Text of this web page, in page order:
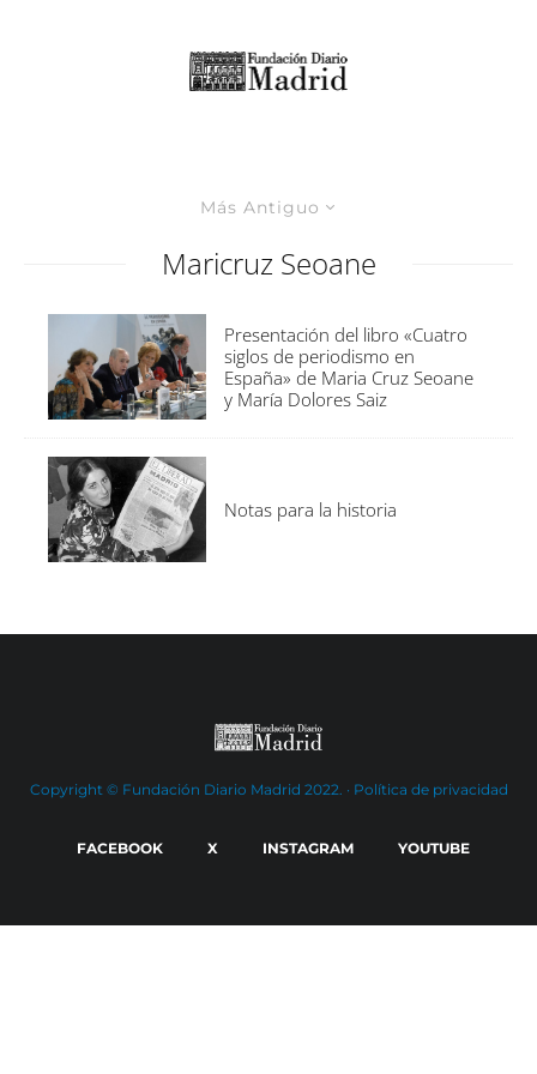
Más Antiguo
Maricruz Seoane
Presentación del libro «Cuatro
siglos de periodismo en
España» de Maria Cruz Seoane
y María Dolores Saiz
Notas para la historia
Copyright © Fundación Diario Madrid 2022. · Política de privacidad
FACEBOOK X INSTAGRAM YOUTUBE